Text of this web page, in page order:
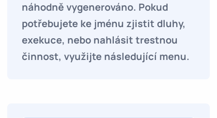
náhodně vygenerováno. Pokud
potřebujete ke jménu zjistit dluhy,
exekuce, nebo nahlásit trestnou
činnost, využijte následující menu.